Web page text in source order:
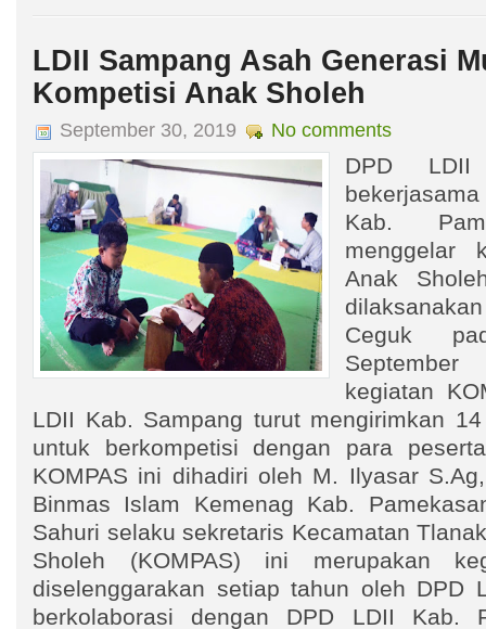
LDII Sampang Asah Generasi
Kompetisi Anak Sholeh
September 30, 2019 No comments
DPD LDII
Kab.
menggelar
Anak
Ceguk
kegiatan
LDII Kab. Sampang turut mengirimkan
untuk berkompetisi dengan para
KOMPAS ini dihadiri oleh M. Ilyasar
Binmas Islam Kemenag Kab.
Sahuri selaku sekretaris Kecamatan
Sholeh (KOMPAS) ini merupakan
diselenggarakan setiap tahun oleh DPD
berkolaborasi dengan DPD LDII Kab.